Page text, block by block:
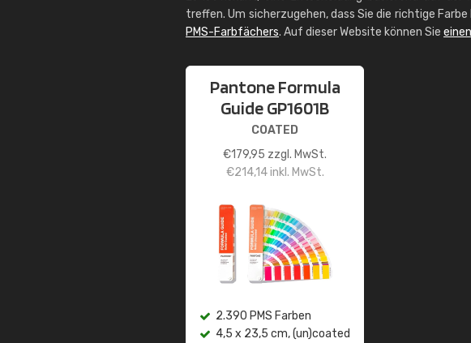
treffen. Um sicherzugehen, dass Sie die richtige
PMS-Farbfächers. Auf dieser Website können Sie
Pantone Formula
Guide GP1601B
COATED
€179,95 zzgl. MwSt.
€214,14inkl. MwSt.
2.390 PMS Farben
4,5 x 23,5 cm, (un)coated